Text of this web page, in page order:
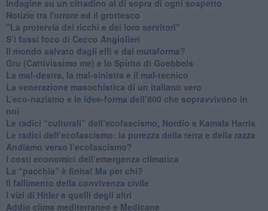
Indagine su un cittadino al di sopra di ogni sospetto
Notizie tra l'orrore ed il grottesco
"La protervia dei ricchi e dei loro servitori"
S’i fossi foco di Cecco Angiolieri
​Il mondo salvato dagli elfi e dai mutaforma?
Gru (Cattivissimo me) e lo Spirito di Goebbels
​La mal-destra, la mal-sinistra e il mal-tecnico
​La venerazione masochistica di un italiano vero
​L’eco-nazismo e le idee-forma dell’800 che sopravvivono in
noi
​Le radici “culturali” dell’ecofascismo, Nordio e Kamala Harris
Le radici dell’ecofascismo: la purezza della terra e della razza
Andiamo verso l’ecofascismo?
I costi economici dell’emergenza climatica
​La “pacchia” è finita! Ma per chi?
​Il fallimento della convivenza civile
​I vizi di Hitler e quelli degli altri
Addio clima mediterraneo e Medicane